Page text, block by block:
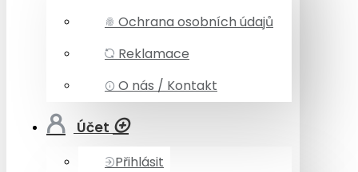
Ochrana osobních údajů
Reklamace
O nás / Kontakt
Účet
Přihlásit